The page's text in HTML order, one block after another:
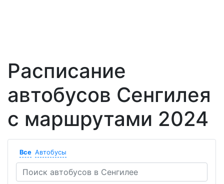
Расписание
автобусов Сенгилея
с маршрутами 2024
Все Автобусы